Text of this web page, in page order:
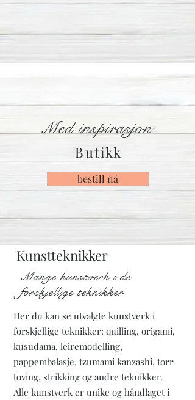
Med inspirasjon
Butikk
bestill nå
Kunstteknikker
Mange kunstverk i de
forskjellige teknikker
Her du kan se utvalgte kunstverk i
forskjellige teknikker: quilling, origami,
kusudama, leiremodelling,
pappembalasje, tzumami kanzashi, torr
toving, strikking og andre teknikker.
Alle kunstverk er unike og håndlaget i